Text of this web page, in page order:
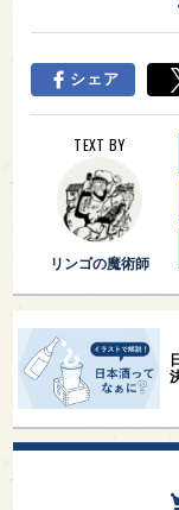
シェア
TEXT BY
リンゴの魔術師